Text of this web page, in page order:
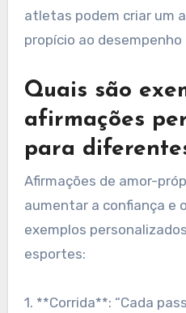
atletas podem criar um
propício ao desempenho
Quais são
afirmações
para
Afirmações de amor-
aumentar a confiança e
exemplos
esportes:
1. **Corrida**: “Cada